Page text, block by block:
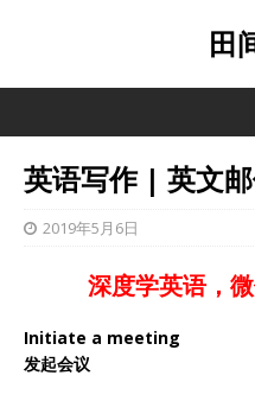
田
英语写作 | 英文
2019年5月6日
深度学英语，
Initiate a meeting
发起会议